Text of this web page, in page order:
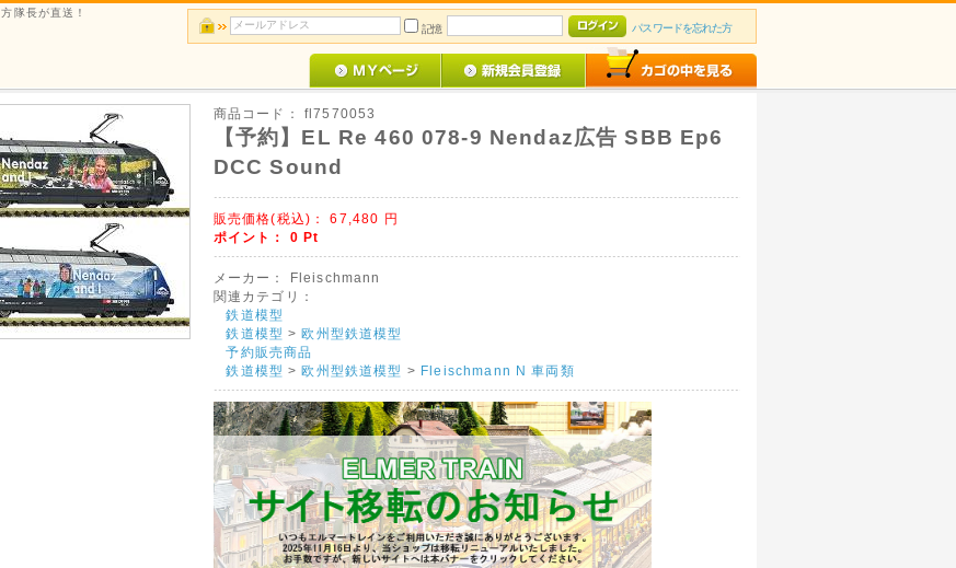
隊長が直送！
記憶
パスワードを忘れた方
商品コード： fl7570053
【予約】EL Re 460 078-9 Nendaz広告 SBB Ep6
DCC Sound
販売価格(税込)： 67,480 円
ポイント： 0 Pt
メーカー：
Fleischmann
関連カテゴリ：
鉄道模型
鉄道模型 >欧州型鉄道模型
予約販売商品
鉄道模型 >欧州型鉄道模型 > Fleischmann N 車両類